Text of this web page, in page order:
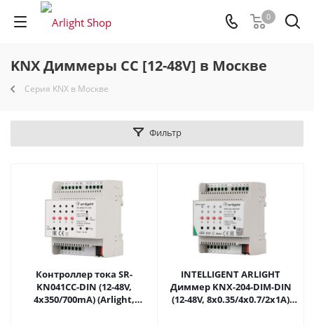
0
KNX Диммеры CC [12-48V] в Москве
Серия KNX в Москве
Фильтр
Контроллер тока SR-
KN041CC-DIN (12-48V,
4x350/700mA) (Arlight,
INTELLIGENT ARLIGHT
Диммер KNX-204-DIM-DIN
(12-48V, 8x0.35/4x0.7/2x1A)